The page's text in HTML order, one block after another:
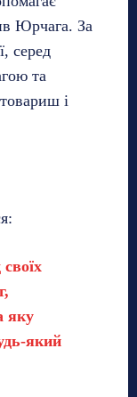
Юрчага. За
серед
та
і
яку
який